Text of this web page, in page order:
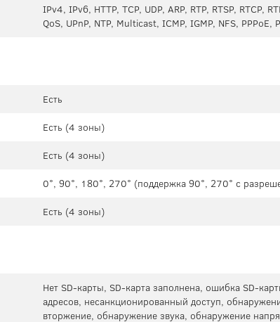
IPv4, IPv6, HTTP, TCP, UDP, ARP, RTP, RTSP, RTCP,
QoS, UPnP, NTP, Multicast, ICMP, IGMP, NFS,
Есть
Есть (4 зоны)
Есть (4 зоны)
0°, 90°, 180°, 270° (поддержка 90°, 270° с
Есть (4 зоны)
Нет SD-карты, SD-карта заполнена, ошибка SD-
адресов, несанкционированный доступ,
вторжение, обнаружение звука, обнаружение